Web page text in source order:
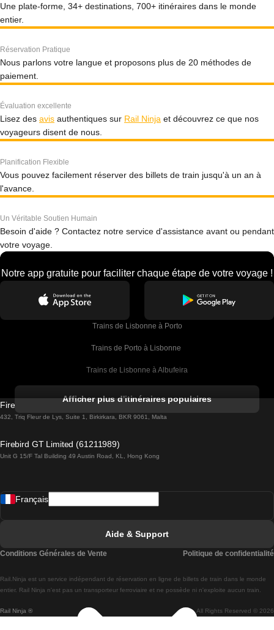
Une plate-forme, 34+ destinations, 700+ itinéraires dans le monde
entier.
Réservation Pratique
Nous parlons votre langue et proposons plus de 20 méthodes de
paiement.
Évaluation excellente
Lisez des avis authentiques sur Rail Ninja et découvrez ce que nos
voyageurs disent de nous.
Planification Flexible
Vous pouvez facilement réserver des billets de train jusqu'à un an à
l'avance.
Un Véritable Soutien Humain
Besoin d'aide ? Contactez notre service d'assistance avant ou pendant
votre voyage.
Notre app gratuite pour faciliter chaque étape de votre voyage !
Trains de Lisbonne à Porto
Trains de Porto à Lisbonne
Trains de Lisbonne à Albufeira
Trains de Lisbonne à Lagos
Trains de Lisbonne à Madrid
Trains de Lisbonne à Braga
Trains de Braga à Lisbonne
Afficher plus d'itinéraires populaires
Firebird GT Limited (OC 1451)
432, Triq Fleur de Lys, Suite 1, Birkirkara, BKR 9061, Malta
Firebird GT Limited (61211989)
Unit G 15/F Tal Building 49 Austin Road, KL, Hong Kong
Rail Ninja ® All Rights Reserved © 2026
Rail.Ninja est un service indépendant de réservation en ligne de billets de train dans le monde
entier. Rail Ninja n'est pas un transporteur ferroviaire et ne possède ni n'exploite aucun train.
Français
Aide & Support
Conditions Générales de Vente Politique de confidentialité